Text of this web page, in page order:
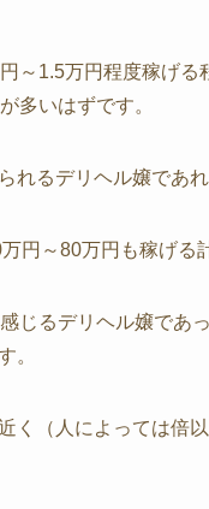
～1.5万円程度稼げ
多いはずです。
れるデリヘル嬢であ
円～80万円も稼げる
じるデリヘル嬢で
。
く（人によっては倍